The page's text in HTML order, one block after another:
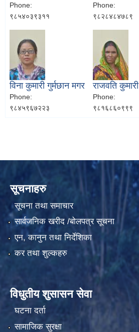
Phone:
९८५४०३९३११
Phone:
९८२८४८४७८९
विना कुमारी गुर्मछान मगर
Phone:
९८४५९६७२२३
राजवति कुमारी
Phone:
९८१६८६०९९९
सूचनाहरु
सूचना तथा समाचार
सार्वजनिक खरीद /बोलपत्र सूचना
एन, कानुन तथा निर्देशिका
कर तथा शुल्कहरु
विधुतीय शुसासन सेवा
घटना दर्ता
सामाजिक सुरक्षा